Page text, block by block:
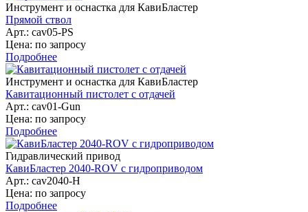
Инструмент и оснастка для КавиБластер
Прямой ствол
Арт.: cav05-PS
Цена: по запросу
Подробнее
Инструмент и оснастка для КавиБластер
Кавитационный пистолет с отдачей
Арт.: cav01-Gun
Цена: по запросу
Подробнее
Гидравлический привод
КавиБластер 2040-ROV с гидроприводом
Арт.: cav2040-H
Цена: по запросу
Подробнее